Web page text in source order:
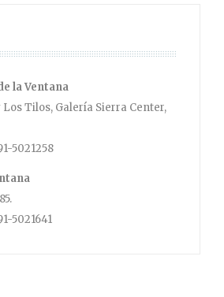
la Ventana
Los Tilos, Galería Sierra Center,
5021258
5021641